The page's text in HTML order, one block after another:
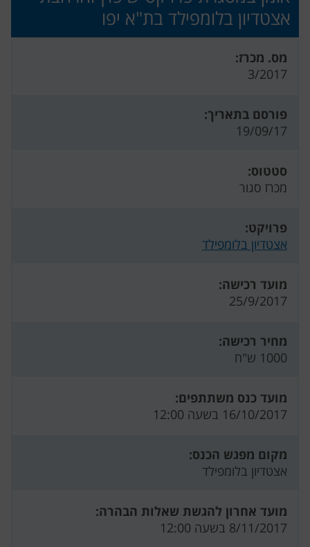
אצטדיון בלומפילד בת"א יפו
מס. מכרז:
3/2017
פורסם בתאריך:
19/09/17
סטטוס:
מכרז סגור
פרויקט:
אצטדיון בלומפילד
מועד רכישה:
25/9/2017
מחיר רכישה:
1000 ש"ח
מועד כנס משתתפים:
16/10/2017 בשעה 12:00
מקום מפגש הכנס:
אצטדיון בלומפילד
מועד אחרון להגשת שאלות הבהרה:
8/11/2017 בשעה 12:00